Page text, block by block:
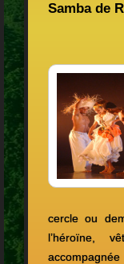
Samba de
cercle ou
l’héroïne,